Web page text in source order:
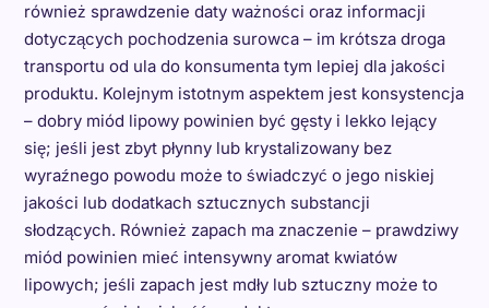
również sprawdzenie daty ważności oraz informacji
dotyczących pochodzenia surowca – im krótsza droga
transportu od ula do konsumenta tym lepiej dla jakości
produktu. Kolejnym istotnym aspektem jest konsystencja
– dobry miód lipowy powinien być gęsty i lekko lejący
się; jeśli jest zbyt płynny lub krystalizowany bez
wyraźnego powodu może to świadczyć o jego niskiej
jakości lub dodatkach sztucznych substancji
słodzących. Również zapach ma znaczenie – prawdziwy
miód powinien mieć intensywny aromat kwiatów
lipowych; jeśli zapach jest mdły lub sztuczny może to